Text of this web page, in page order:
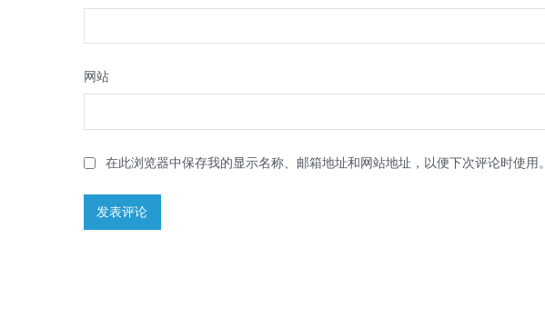
网站
在此浏览器中保存我的显示名称、邮箱地址和网站地址，以便下次评论时使用。